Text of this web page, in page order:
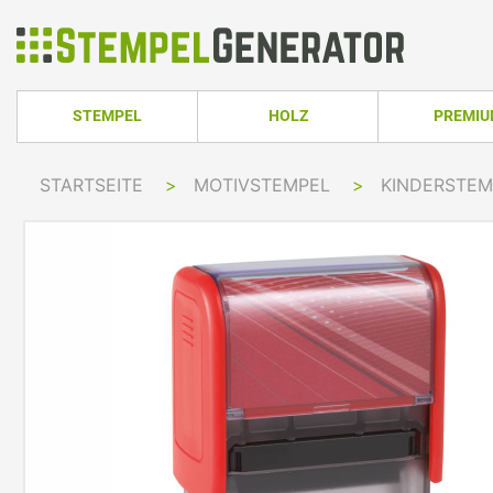
STEMPEL
TRODAT PRINTY LINE OVAL
TRODAT PRINTY DATER
TRODAT PROFESSIONAL DATER
PRINTY Z. SELBER SETZEN
COLOP GREEN
COLOP GREEN
COLOP EXPERT
COLOP POCKET
COLOP STAMP
COLOP CLASSIC
COLOP CLASSIC
HOLZ
TRODAT
TRODAT
STARTSEITE > MOTIVSTEMPEL >